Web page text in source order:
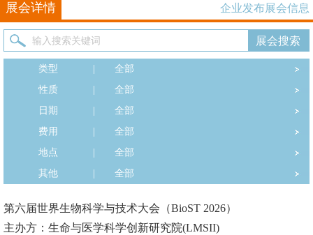
展会详情 企业发布展会信息
类型
全部
性质
全部
日期
全部
费用
全部
地点
全部
其他
全部
第六届世界生物科学与技术大会（BioST 2026）
主办方：生命与医学科学创新研究院(LMSII)